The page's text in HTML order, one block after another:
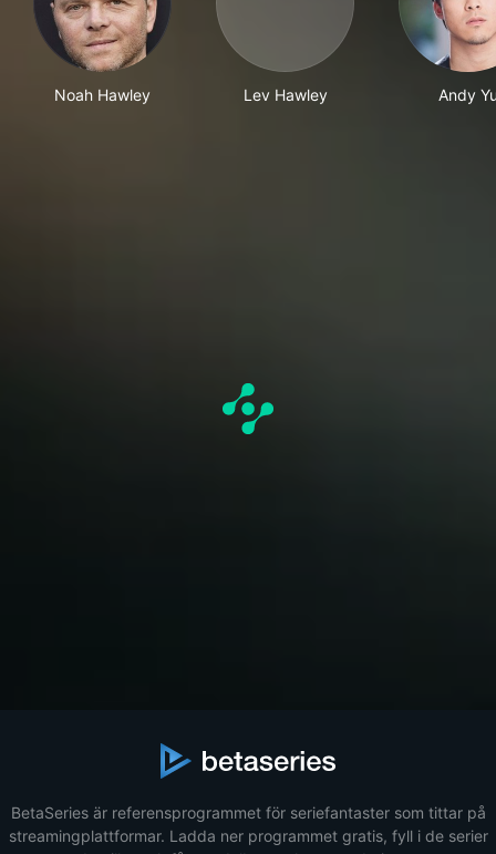
Noah Hawley Lev Hawley Andy
BetaSeries är referensprogrammet för seriefantaster som tittar på
streamingplattformar. Ladda ner programmet gratis, fyll i de serier